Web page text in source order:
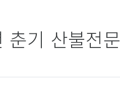
기 산불전